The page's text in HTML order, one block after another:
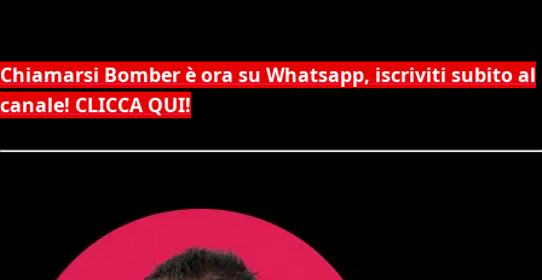
Chiamarsi Bomber è ora su Whatsapp, iscriviti subito al
canale! CLICCA QUI!